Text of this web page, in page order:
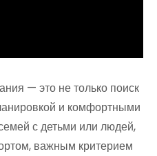
— это не только поиск
и комфортными
с детьми или людей,
важным критерием